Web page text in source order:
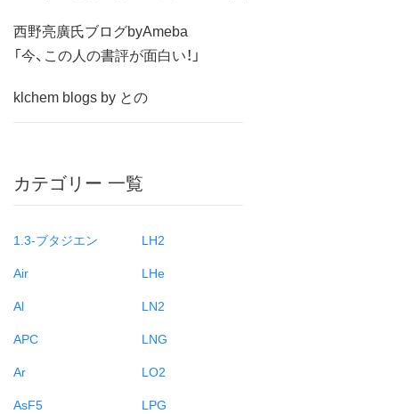
西野亮廣氏ブログbyAmeba
「今、この人の書評が面白い！」
klchem blogs by との
カテゴリー 一覧
1.3-ブタジエン
Air
Al
APC
Ar
AsF5
LH2
LHe
LN2
LNG
LO2
LPG